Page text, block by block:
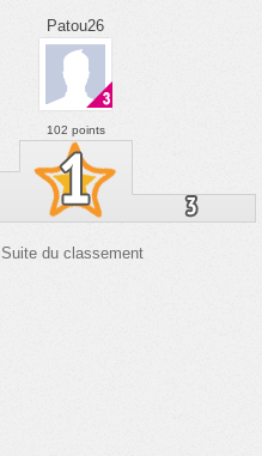
Patou26
102 points
Suite du classement